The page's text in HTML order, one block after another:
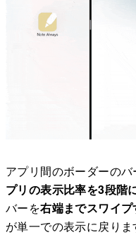
アプリ間のボーダーの
プリの表示比率を3段階
バーを右端までスワイ
が単一での表示に戻りま